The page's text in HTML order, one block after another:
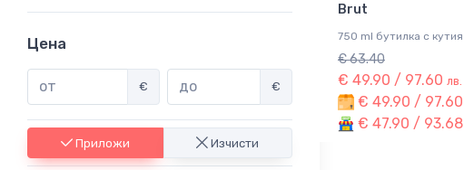
Цена
€ €
Приложи Изчисти
Brut
750 ml бутилка с кутия
€ 63.40
€ 49.90 / 97.60 лв.
€ 49.90 / 97.60
€ 47.90 / 93.68